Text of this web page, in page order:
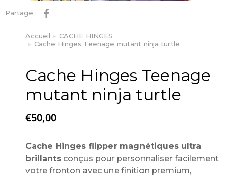
Partage :
Vous êtes ici :
Accueil
CACHE HINGES
Cache Hinges Teenage mutant ninja turtle
Cache Hinges Teenage
mutant ninja turtle
€50,00
Cache Hinges flipper magnétiques ultra
brillants conçus pour personnaliser facilement
votre fronton avec une finition premium,